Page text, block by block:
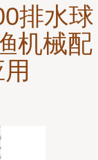
排水球
机械配